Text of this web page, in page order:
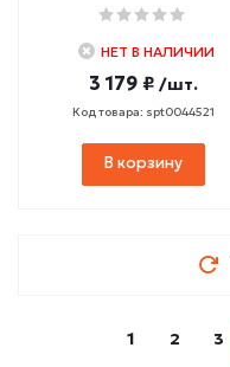
НЕТ В НАЛИЧИИ
3 179 ₽ /шт.
Код товара: spt0044521
В корзину
1 2 3